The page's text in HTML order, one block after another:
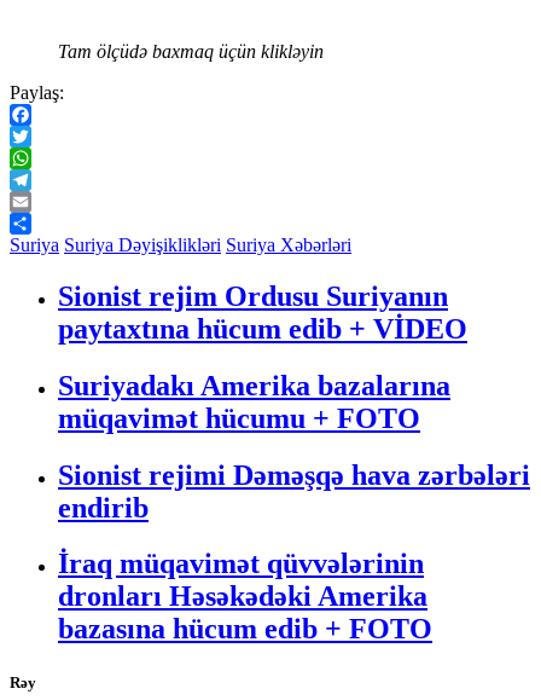
Tam ölçüdə baxmaq üçün klikləyin
Paylaş:
Facebook
Twitter
WhatsApp
Telegram
Email
Share
Suriya Suriya Dəyişiklikləri Suriya Xəbərləri
Sionist rejim Ordusu Suriyanın
paytaxtına hücum edib + VİDEO
Suriyadakı Amerika bazalarına
müqavimət hücumu + FOTO
Sionist rejimi Dəməşqə hava zərbələri
endirib
İraq müqavimət qüvvələrinin
dronları Həsəkədəki Amerika
bazasına hücum edib + FOTO
Rəy